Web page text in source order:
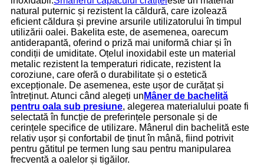
natural puternic și rezistent la căldură, care izolează
eficient căldura și previne arsurile utilizatorului în timpul
utilizării oalei. Bakelita este, de asemenea, oarecum
antiderapantă, oferind o priză mai uniformă chiar și în
condiții de umiditate. Oțelul inoxidabil este un material
metalic rezistent la temperaturi ridicate, rezistent la
coroziune, care oferă o durabilitate și o estetică
excepționale. De asemenea, este ușor de curățat și
întreținut. Atunci când alegeți un Mâner de bachelită
pentru oala sub presiune, alegerea materialului poate fi
selectată în funcție de preferințele personale și de
cerințele specifice de utilizare. Mânerul din bachelită este
relativ ușor și confortabil de ținut în mână, fiind potrivit
pentru gătitul pe termen lung sau pentru manipularea
frecventă a oalelor și tigăilor.